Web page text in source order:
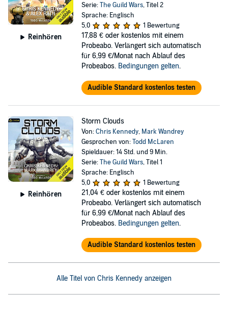
Reinhören
Serie:The Guild Wars, Titel 2
Sprache: Englisch
5,0
1 Bewertung
17,88 € oder kostenlos mit einem
Probeabo. Verlängert sich automatisch
für 6,99 €/Monat nach Ablauf des
Probeabos. Bedingungen gelten.
Audible Standard kostenlos testen
Reinhören
Storm Clouds
Von:Chris Kennedy, Mark Wandrey
Gesprochen von:Todd McLaren
Spieldauer: 14 Std. und 9 Min.
Serie:The Guild Wars, Titel 1
Sprache: Englisch
5,0
1 Bewertung
21,04 € oder kostenlos mit einem
Probeabo. Verlängert sich automatisch
für 6,99 €/Monat nach Ablauf des
Probeabos. Bedingungen gelten.
Audible Standard kostenlos testen
Alle Titel von Chris Kennedy anzeigen